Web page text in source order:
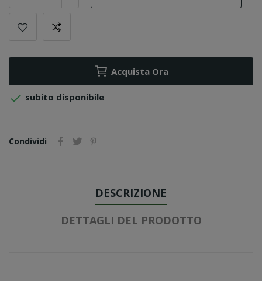
Acquista Ora
 subito disponibile
Condividi
DESCRIZIONE
DETTAGLI DEL PRODOTTO